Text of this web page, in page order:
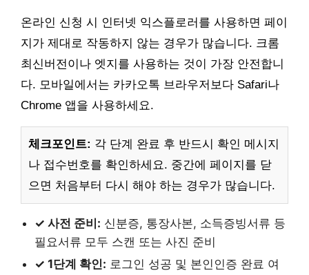
온라인 신청 시 인터넷 익스플로러를 사용하면 페이
지가 제대로 작동하지 않는 경우가 많습니다. 크롬
최신버전이나 엣지를 사용하는 것이 가장 안전합니
다. 모바일에서는 카카오톡 브라우저보다 Safari나
Chrome 앱을 사용하세요.
체크포인트: 각 단계 완료 후 반드시 확인 메시지
나 접수번호를 확인하세요. 중간에 페이지를 닫
으면 처음부터 다시 해야 하는 경우가 많습니다.
✓ 사전 준비: 신분증, 통장사본, 소득증빙서류 등
필요서류 모두 스캔 또는 사진 준비
✓ 1단계 확인: 로그인 성공 및 본인인증 완료 여